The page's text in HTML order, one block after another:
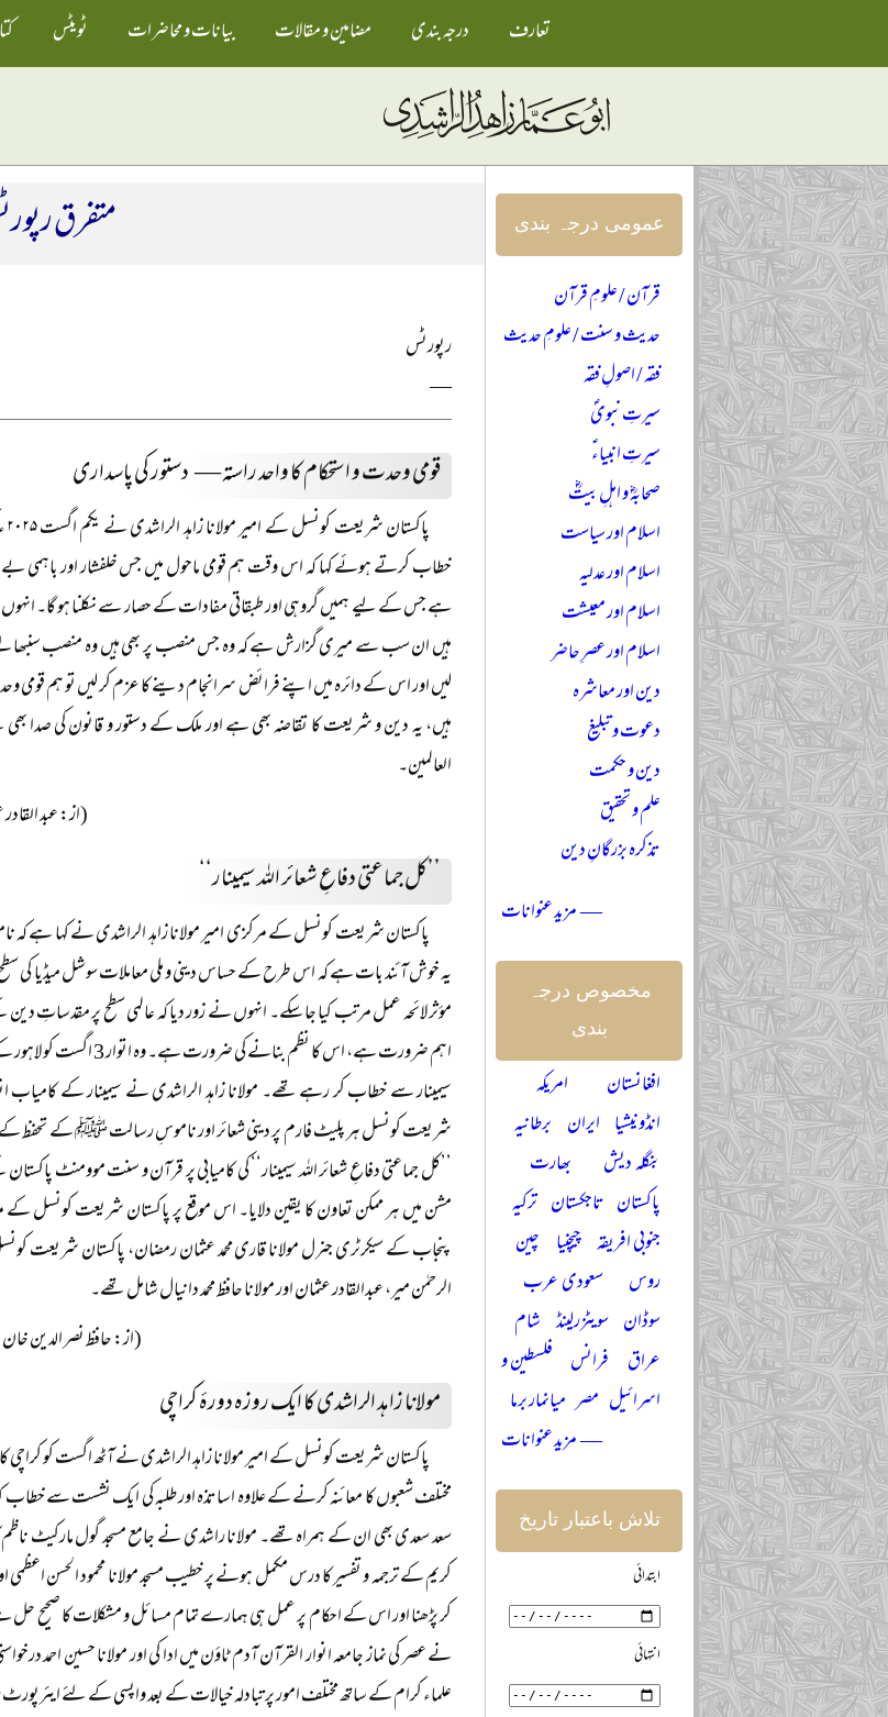
تعارف درجہ بندی مضامین و مقالات بیانات و محاضرات ٹویٹس
متفرق
رپورٹس
—
قومی وحدت و استحکام کا واحد راستہ — دستور کی پاسداری
خطاب کرتے ہوئے کہا کہ اس وقت ہم قومی ماحول میں جس خلفشار اور باہمی بے
ہے جس کے لیے ہمیں گروہی اور طبقاتی مفادات کے حصار سے نکلنا ہو گا۔ انہوں
ہیں ان سب سے میری گزارش ہے کہ وہ جس منصب پر بھی ہیں وہ منصب
لیں اور اس کے دائرہ میں اپنے فرائض سرانجام دینے کا عزم کر لیں تو ہم قومی
ہیں، یہ دین و شریعت کا تقاضہ بھی ہے اور ملک کے دستور و قانون کی صدا
العالمین۔
(از: عبد القادر
’’کل جماعتی دفاعِ شعائر اللہ سیمینار‘‘
پاکستان شریعت کونسل کے مرکزی امیر مولانا زاہد الراشدی نے کہا ہے
یہ خوش آئند بات ہے کہ اس طرح کے حساس دینی و ملی معاملات سوشل میڈیا کی سطح
مؤثر لائحہ عمل مرتب کیا جا سکے۔ انہوں نے زور دیا کہ عالمی سطح پر مقدساتِ
اہم ضرورت ہے، اس کا نظم
سیمینار سے خطاب کر رہے تھے۔ مولانا زاہد الراشدی نے سیمینار کے کامیاب
شریعت کونسل ہر پلیٹ فارم پر دینی شعائر اور ناموسِ رسالت ﷺ کے تحفظ کے
’’کل جماعتی دفاعِ شعائر اللہ سیمینار‘‘ کی کامیابی پر قرآن و سنت موومنٹ
مشن میں ہر ممکن تعاون کا یقین دلایا۔ اس موقع پر پاکستان شریعت کونسل
پنجاب کے سیکرٹری جنرل مولانا قاری محمد عثمان رمضان، پاکستان شریعت
الرحمٰن میر، عبدالقادر عثمان اور مولانا حافظ محمد دانیال شامل تھے۔
(از: حافظ نصر الدین خان
مولانا زاہد الراشدی کا ایک روزہ دورۂ کراچی
پاکستان شریعت کونسل کے امیر مولانا زاہد الراشدی نے آٹھ اگست کو کراچی
مختلف شعبوں کا معائنہ کرنے کے علاوہ اساتذہ اور طلبہ کی ایک نشست سے
سعد سعدی بھی ان کے ہمراہ تھے۔ مولانا راشدی نے جامع مسجد گول مارکیٹ
کریم کے ترجمہ و تفسیر کا درس مکمل ہونے پر خطیب مسجد مولانا محمود الحسن
کر پڑھنا اور اس کے احکام پر عمل ہی ہمارے تمام مسائل و مشکلات کا صحیح حل ہے
نے عصر کی نماز جامعہ انوار القرآن آدم ٹاؤن میں ادا کی اور مولانا حسین احمد
علماء کرام کے ساتھ مختلف امور پر تبادلہ خیالات کے بعد واپسی کے لئے
عمومی درجہ بندی
قرآن / علومِ قرآن
حدیث و سنت / علومِ حدیث
فقہ / اصولِ فقہ
سیرتِ نبویؐ
سیرتِ انبیاءؑ
صحابہؓ و اہلِ بیتؓ
اسلام اور سیاست
اسلام اور عدلیہ
اسلام اور معیشت
اسلام اور عصرِ حاضر
دین اور معاشرہ
دعوت و تبلیغ
دین و حکمت
علم و تحقیق
تذکرہ بزرگانِ دین
— مزید عنوانات
مخصوص درجہ
بندی
افغانستان
امریکہ
انڈونیشیا ایران برطانیہ
بنگلہ دیش
بھارت
پاکستان تاجکستان ترکیہ
جنوبی افریقہ چیچنیا چین
روس
سعودی عرب
سوڈان سویٹزرلینڈ شام
عراق فرانس فلسطین و
اسرائیل مصر میانمار برما
— مزید عنوانات
تلاش باعتبار تاریخ
ابتدائی
انتہائی